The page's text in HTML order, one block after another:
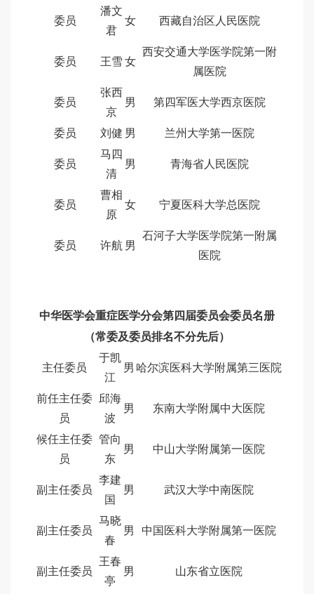
委员
潘文
君
女 西藏自治区人民医院
委员 王雪 女
西安交通大学医学院第一附
属医院
委员
张西
京
男 第四军医大学西京医院
委员 刘健 男 兰州大学第一医院
委员
马四
清
男 青海省人民医院
委员
曹相
原
女 宁夏医科大学总医院
委员 许航 男
石河子大学医学院第一附属
医院
中华医学会重症医学分会第四届委员会委员名册
（常委及委员排名不分先后）
主任委员
于凯
江
男 哈尔滨医科大学附属第三医院
前任主任委
员
邱海
波
男 东南大学附属中大医院
候任主任委
员
管向
东
男 中山大学附属第一医院
副主任委员
李建
国
男 武汉大学中南医院
副主任委员
马晓
春
男 中国医科大学附属第一医院
副主任委员
王春
亭
男 山东省立医院